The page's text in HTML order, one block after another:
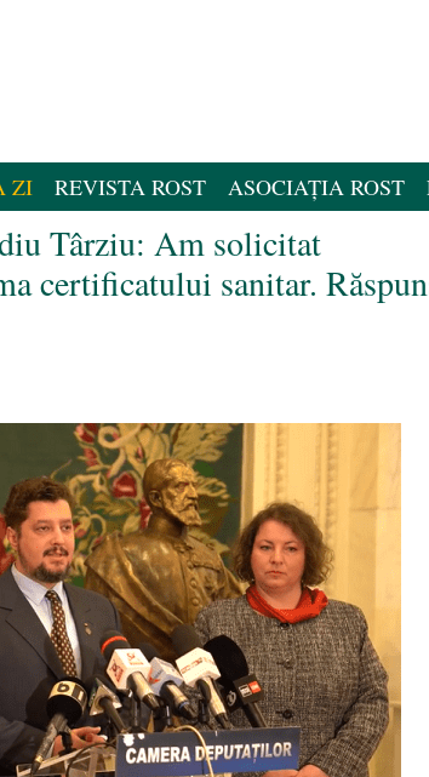
ZI REVISTA ROST ASOCIAȚIA ROST
Târziu: Am solicitat
certificatului sanitar.